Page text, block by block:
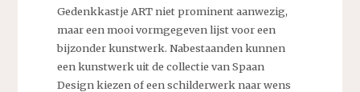
Gedenkkastje ART niet prominent aanwezig,
maar een mooi vormgegeven lijst voor een
bijzonder kunstwerk. Nabestaanden kunnen
een kunstwerk uit de collectie van Spaan
Design kiezen of een schilderwerk naar wens